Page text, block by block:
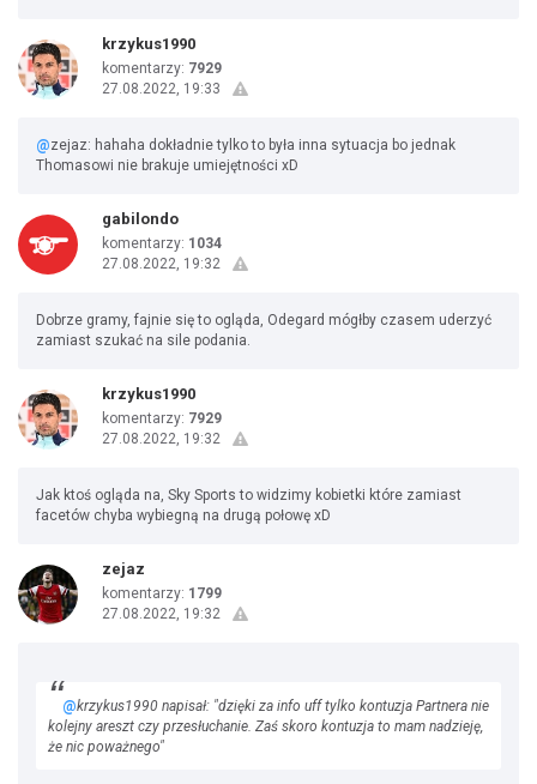
krzykus1990
komentarzy: 7929
27.08.2022, 19:33
@zejaz: hahaha dokładnie tylko to była inna sytuacja bo jednak
Thomasowi nie brakuje umiejętności xD
gabilondo
komentarzy: 1034
27.08.2022, 19:32
Dobrze gramy, fajnie się to ogląda, Odegard mógłby czasem uderzyć
zamiast szukać na sile podania.
krzykus1990
komentarzy: 7929
27.08.2022, 19:32
Jak ktoś ogląda na, Sky Sports to widzimy kobietki które zamiast
facetów chyba wybiegną na drugą połowę xD
zejaz
komentarzy: 1799
27.08.2022, 19:32
@krzykus1990 napisał: "dzięki za info uff tylko kontuzja Partnera nie
kolejny areszt czy przesłuchanie. Zaś skoro kontuzja to mam nadzieję,
że nic poważnego"